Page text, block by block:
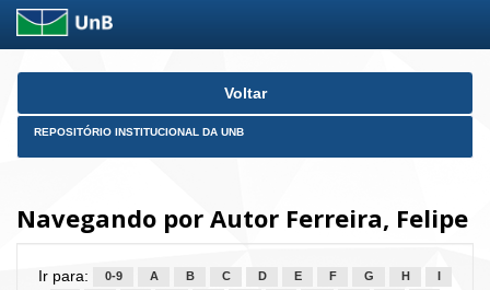
Skip
Voltar
REPOSITÓRIO INSTITUCIONAL DA UNB
Navegando por Autor Ferreira, Felipe
Ir para: 0-9 A B C D E F G H